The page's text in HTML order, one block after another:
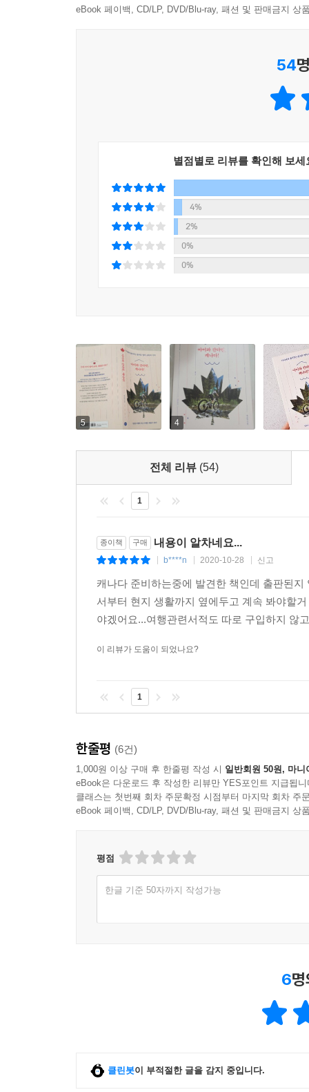
다고 영어책 읽기 실력이 안 되는 아이들에게 이런
고의 행복을 만끽하고 돌아왔으면 좋겠다. 진!심!으
--- 「에필로그」중에서
영어 교육 전문가에게 물었습니다.
영어를 배울 수 있고, 다른 문화를 체험할 수 있
모국어이냐 아니냐는 큰 차이가 있습니다. 영어
문화를 배울 필요가 있겠지요.”
교육 효과를 높이기 위해서는 아이의 정서적인 안
“처음에는 누구나 그러하듯 ‘영어 하면 미국’이
줄이는 가성비 높은 여행을 다녀올 수 있습니다.
‘꿀팁’이 가득합니다. 어딘가에 꽁꽁 감춰져 있
그런 정보를 늦게 접해 기회를 놓치면, 살아보
알려만 줘도 주어진 시간을 훨씬 알차고 재미있게
일상은 여행이 되고 여행은 배움이 된다!
eBook 페이백, CD/LP, DVD/Blu-ray, 패션 및 판매금지 상
54
별점별로 리뷰를 확인해 보세
4%
2%
0%
0%
5 4
전체 리뷰 (54)
1
종이책 구매 내용이 알차네요...
b****n 2020-10-28 신고
캐나다 준비하는중에 발견한 책인데 출판된
서부터 현지 생활까지 옆에두고 계속 봐야할
야겠어요...여행관련서적도 따로 구입하지 않
이 리뷰가 도움이 되었나요?
1
한줄평 (6건)
1,000원 이상 구매 후 한줄평 작성 시 일반회원 50원, 마니
eBook은 다운로드 후 작성한 리뷰만 YES포인트 지급됩니
클래스는 첫번째 회차 주문확정 시점부터 마지막 회차 주
eBook 페이백, CD/LP, DVD/Blu-ray, 패션 및 판매금지 상
평점
한글 기준 50자까지 작성가능
6
클린봇이 부적절한 글을 감지 중입니다.